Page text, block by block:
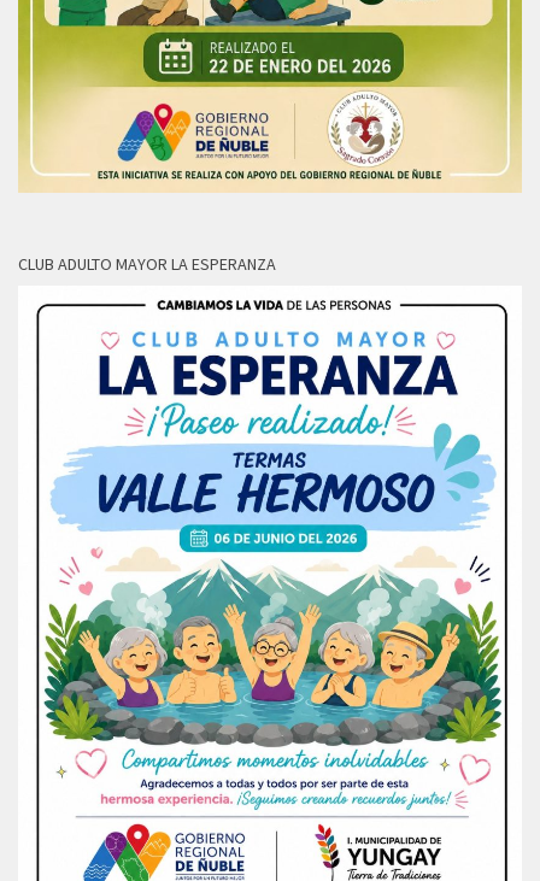
CLUB ADULTO MAYOR LA ESPERANZA